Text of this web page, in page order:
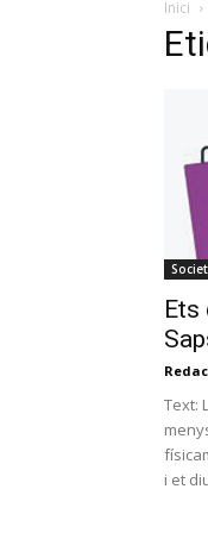
Inici
Ets
Text:
i et